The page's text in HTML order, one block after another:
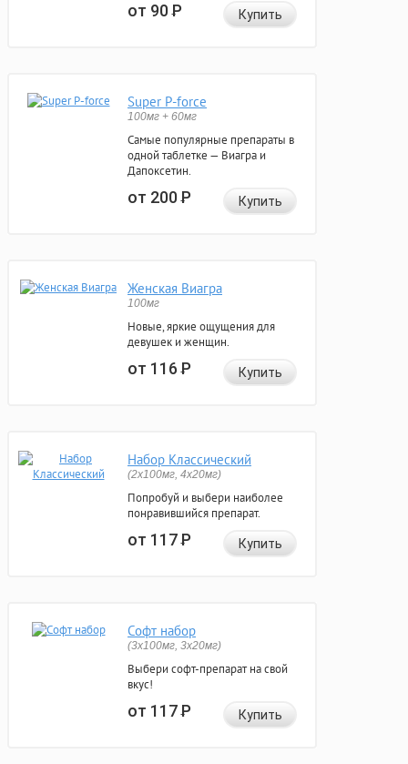
от 90Р Купить
Super P-force
100мг + 60мг
Самые популярные препараты в
одной таблетке — Виагра и
Дапоксетин.
от 200Р Купить
Женская Виагра
100мг
Новые, яркие ощущения для
девушек и женщин.
от 116Р Купить
Набор Классический
(2x100мг, 4x20мг)
Попробуй и выбери наиболее
понравившийся препарат.
от 117Р Купить
Софт набор
(3x100мг, 3x20мг)
Выбери софт-препарат на свой
вкус!
от 117Р Купить